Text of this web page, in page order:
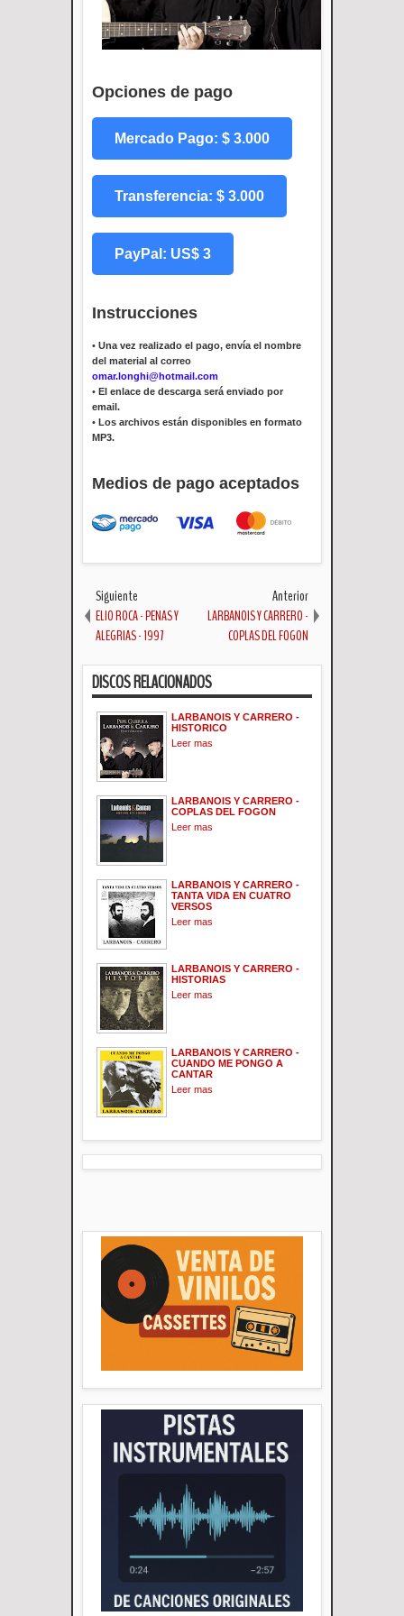
Opciones de pago
Mercado Pago: $ 3.000
Transferencia: $ 3.000
PayPal: US$ 3
Instrucciones
• Una vez realizado el pago, envía el nombre
del material al correo
omar.longhi@hotmail.com
• El enlace de descarga será enviado por
email.
• Los archivos están disponibles en formato
MP3.
Medios de pago aceptados
Siguiente
ELIO ROCA - PENAS Y
ALEGRIAS - 1997
Anterior
LARBANOIS Y CARRERO -
COPLAS DEL FOGON
DISCOS RELACIONADOS
LARBANOIS Y CARRERO -
HISTORICO
Leer mas
LARBANOIS Y CARRERO -
COPLAS DEL FOGON
Leer mas
LARBANOIS Y CARRERO -
TANTA VIDA EN CUATRO
VERSOS
Leer mas
LARBANOIS Y CARRERO -
HISTORIAS
Leer mas
LARBANOIS Y CARRERO -
CUANDO ME PONGO A
CANTAR
Leer mas